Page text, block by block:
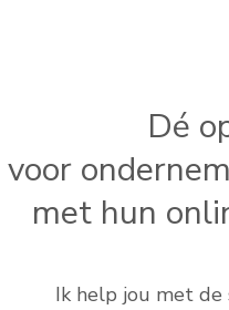
Dé
voor
met hun
Ik help jou met